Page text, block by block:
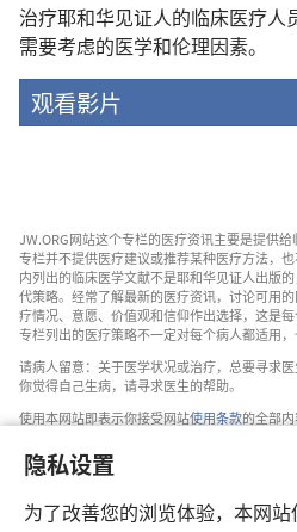
隐私设置
为了改善您的浏览体验，本网
治疗耶和华见证人的临床医疗人
需要考虑的医学和伦理因素。
观看影片
JW.ORG网站这个专栏的医疗资讯主要是提供
专栏并不提供医疗建议或推荐某种医疗方法，
内列出的临床医学文献不是耶和华见证人出版
代策略。经常了解最新的医疗资讯，讨论可用
疗情况、意愿、价值观和信仰作出选择，这是
专栏列出的医疗策略不一定对每个病人都适用，
请病人留意：关于医学状况或治疗，总要寻求
你觉得自己生病，请寻求医生的帮助。
使用本网站即表示你接受网站使用条款的全部内